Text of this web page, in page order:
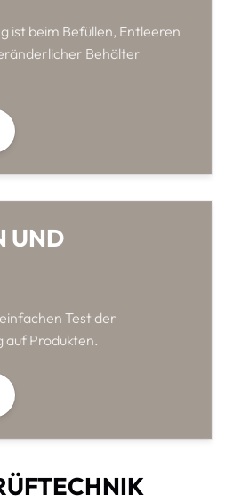
ist beim Befüllen, Entleeren
Behälter
UND
Test der
auf Produkten.